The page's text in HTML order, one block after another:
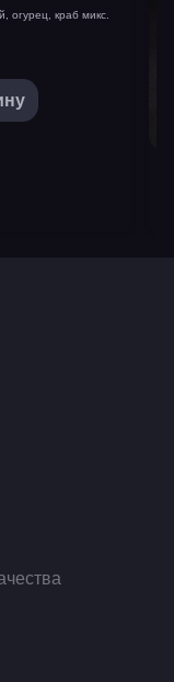
огурец, краб микс.